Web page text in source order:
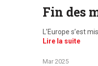
Fin des
L’Europe s’est
Lire la suite
Mar 2025